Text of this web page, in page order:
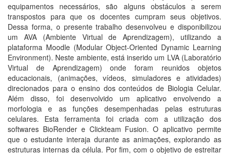
equipamentos necessários, são alguns obstáculos a serem
transpostos para que os docentes cumpram seus objetivos.
Dessa forma, o presente trabalho desenvolveu e disponibilizou
um AVA (Ambiente Virtual de Aprendizagem), utilizando a
plataforma Moodle (Modular Object-Oriented Dynamic Learning
Environment). Neste ambiente, está inserido um LVA (Laboratório
Virtual de Aprendizagem) onde foram reunidos objetos
educacionais, (animações, vídeos, simuladores e atividades)
direcionados para o ensino dos conteúdos de Biologia Celular.
Além disso, foi desenvolvido um aplicativo envolvendo a
morfologia e as funções desempenhadas pelas estruturas
celulares. Esta ferramenta foi criada com a utilização dos
softwares BioRender e Clickteam Fusion. O aplicativo permite
que o estudante interaja durante as animações, explorando as
estruturas internas da célula. Por fim, com o objetivo de estreitar